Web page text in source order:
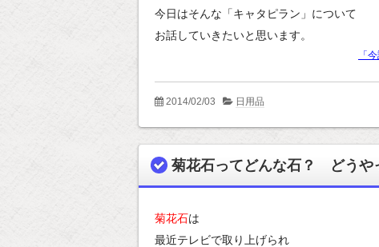
今日はそんな「キャタピラン」について
お話していきたいと思います。
「
2014/02/03 日用品
菊花石ってどんな石？ どうや
菊花石は
最近テレビで取り上げられ